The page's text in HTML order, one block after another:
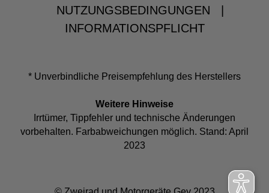
NUTZUNGSBEDINGUNGEN
INFORMATIONSPFLICHT
* Unverbindliche Preisempfehlung des Herstellers
Weitere Hinweise
Irrtümer, Tippfehler und technische Änderungen
vorbehalten. Farbabweichungen möglich. Stand: April
2023